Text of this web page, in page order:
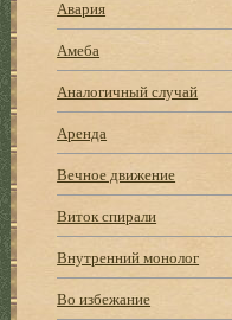
Авария
Амеба
Аналогичный случай
Аренда
Вечное движение
Виток спирали
Внутренний монолог
Во избежание